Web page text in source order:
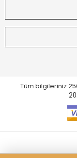
Tüm bilgileriniz